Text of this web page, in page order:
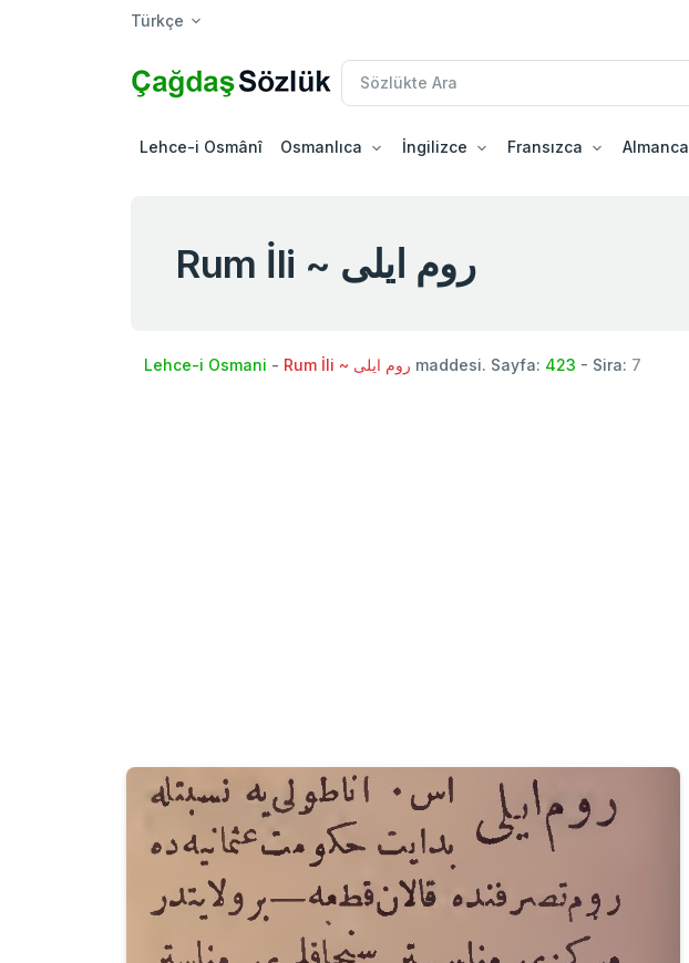
Türkçe
Lehce-i Osmânî Osmanlıca İngilizce Fransızca Almanca
Rum İli ~ روم ايلی
Lehce-i Osmani - Rum İli ~ روم ايلی maddesi. Sayfa: 423 - Sira: 7